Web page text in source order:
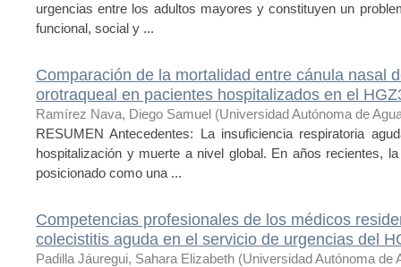
urgencias entre los adultos mayores y constituyen un
funcional, social y ...
Comparación de la mortalidad entre cánula nasal
orotraqueal en pacientes hospitalizados en el
Ramírez Nava, Diego Samuel (Universidad Autónoma de
RESUMEN Antecedentes: La insuficiencia respiratoria
hospitalización y muerte a nivel global. En años recientes,
posicionado como una ...
Competencias profesionales de los médicos
colecistitis aguda en el servicio de urgencias del
Padilla Jáuregui, Sahara Elizabeth (Universidad Autónoma de